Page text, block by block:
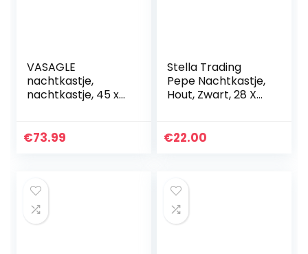
VASAGLE
nachtkastje,
nachtkastje, 45 x
laden en open
€73.99
Stella Trading
Pepe Nachtkastje,
Hout, Zwart, 28 X
€22.00